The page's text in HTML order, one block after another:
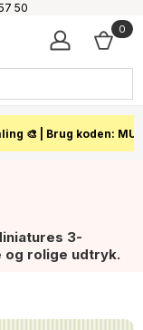
50
0
🎨 | Brug koden:
3-
og rolige udtryk.